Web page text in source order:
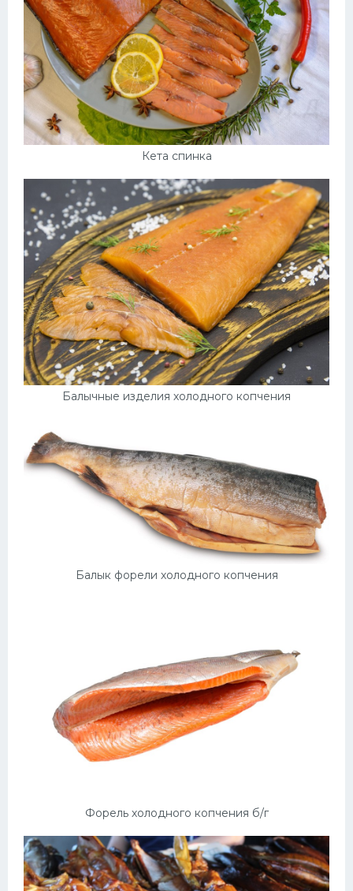
Кета спинка
Балычные изделия холодного копчения
Балык форели холодного копчения
Форель холодного копчения б/г